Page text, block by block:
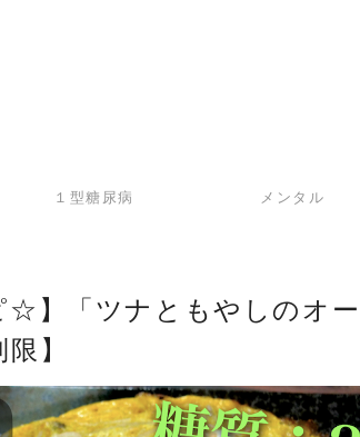
１型糖尿病 メンタル
☆】「ツナともやしのオ
】